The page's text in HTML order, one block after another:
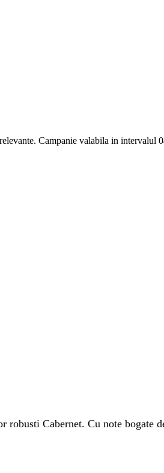
Campanie valabila in intervalul
Cabernet. Cu note bogate